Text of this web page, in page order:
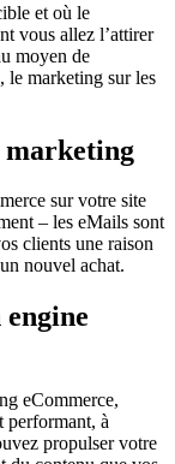
et où le
vous allez l’attirer
moyen de
le marketing sur les
marketing
sur votre site
– les eMails sont
clients une raison
nouvel achat.
eCommerce,
performant, à
propulser votre